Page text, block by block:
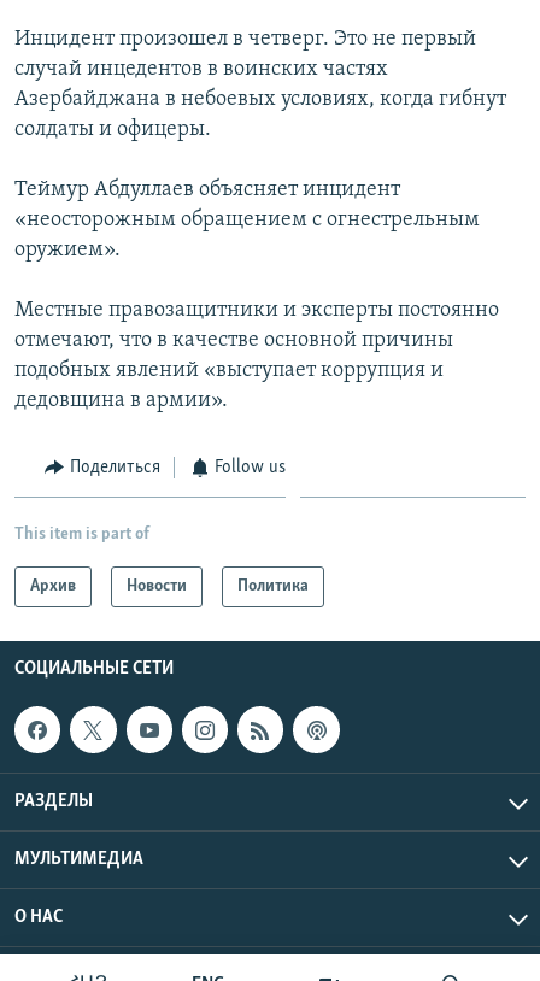
Русский
Все сайты Радио Азатутюн
Инцидент произошел в четверг. Это не первый
случай инцедентов в воинских частях
Азербайджана в небоевых условиях, когда гибнут
солдаты и офицеры.
Теймур Абдуллаев объясняет инцидент
«неосторожным обращением с огнестрельным
оружием».
Местные правозащитники и эксперты постоянно
отмечают, что в качестве основной причины
подобных явлений «выступает коррупция и
дедовщина в армии».
Поделиться Follow us
This item is part of
Архив Новости Политика
СОЦИАЛЬНЫЕ СЕТИ
РАЗДЕЛЫ
МУЛЬТИМЕДИА
О НАС